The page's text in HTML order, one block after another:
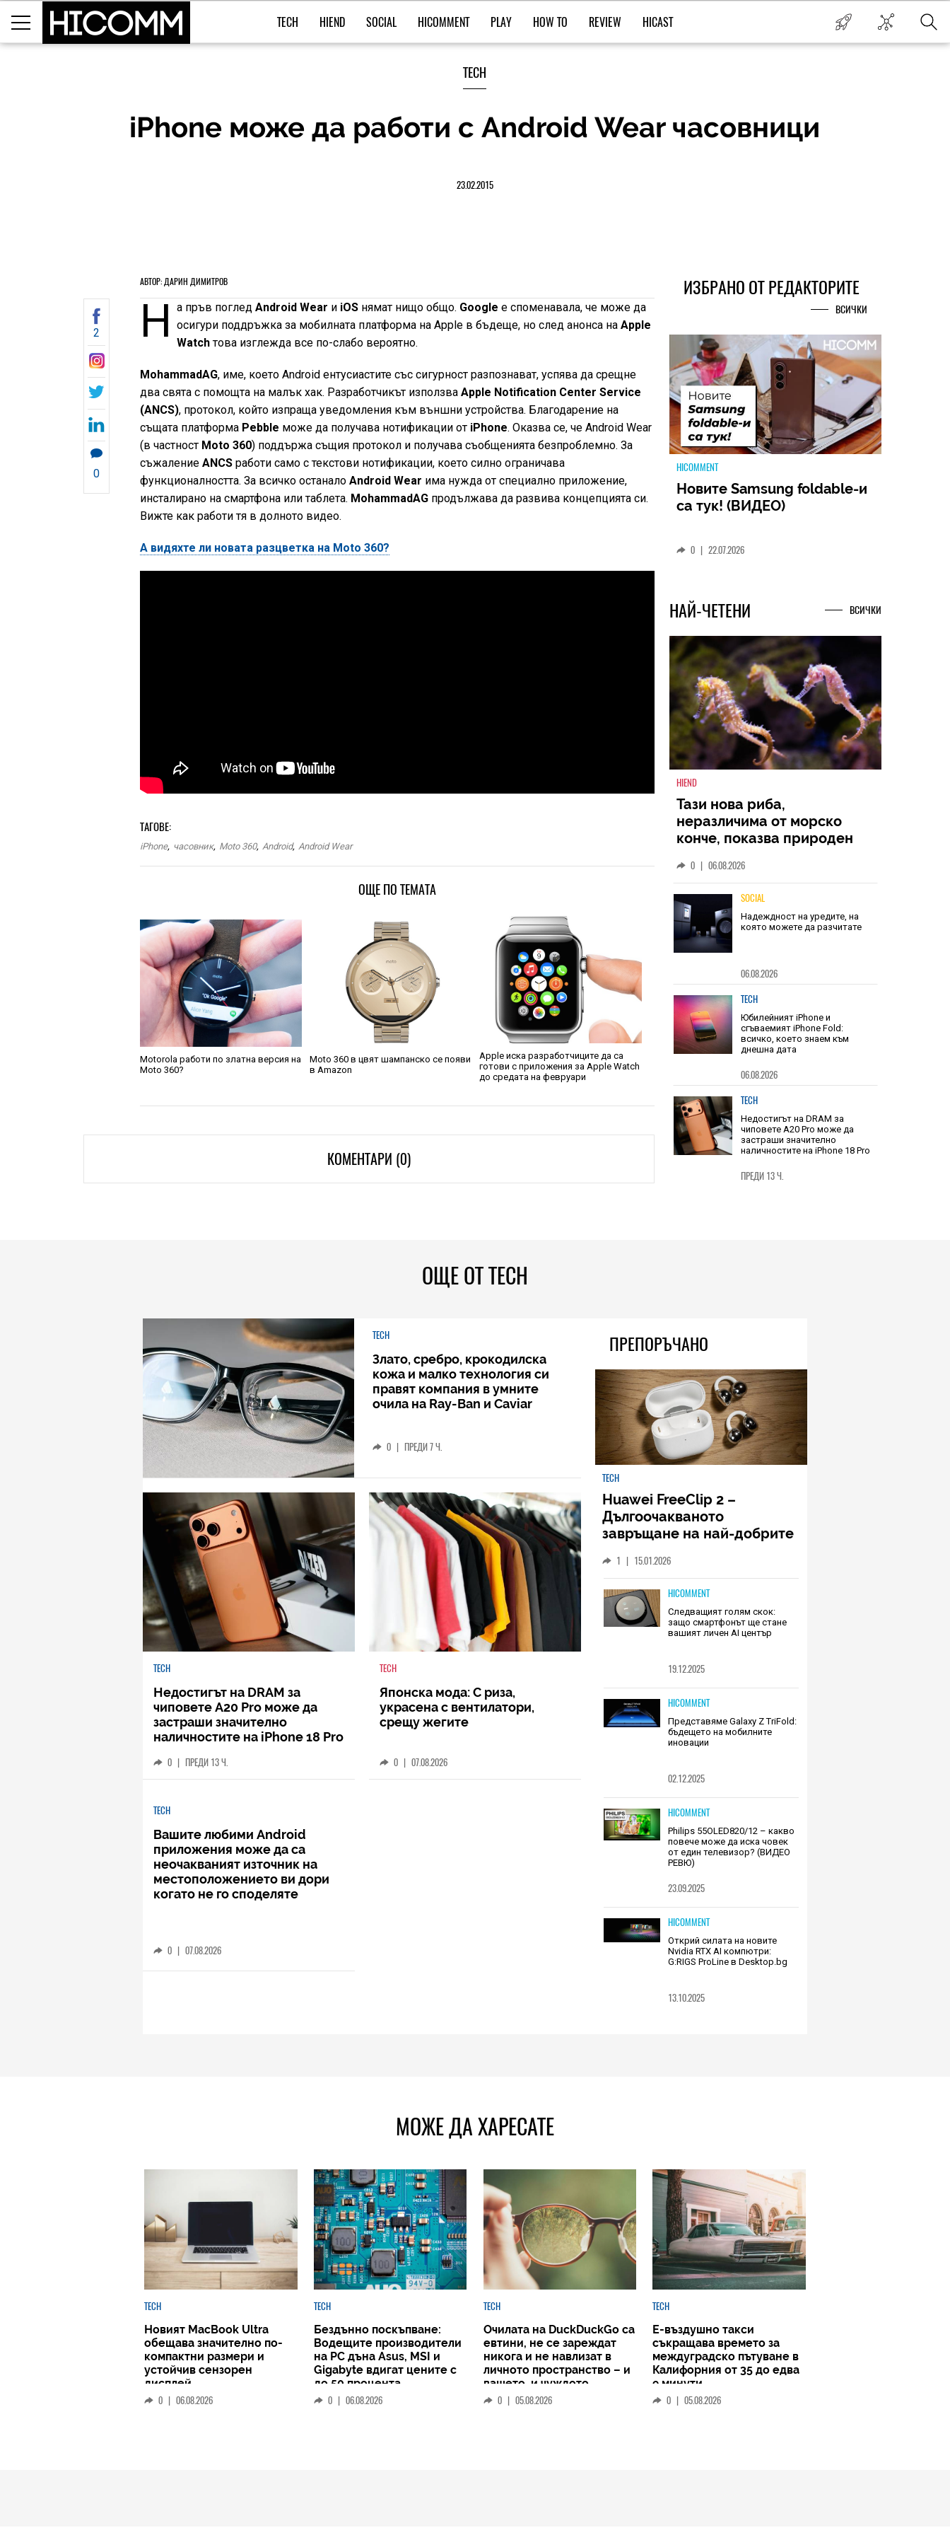
TECH HIEND SOCIAL HICOMMENT PLAY HOW TO REVIEW HICAST
TECH
iPhone може да работи с Android Wear часовници
23.02.2015
АВТОР: ДАРИН ДИМИТРОВ
2
0
Н а пръв поглед Android Wear и iOSнямат нищо общо. Google е споменавала, че може да
осигури поддръжка за мобилната платформа на Apple в бъдеще, но след анонса на Apple
Watchтова изглежда все по-слабо вероятно.
MohammadAG, име, което Android ентусиастите със сигурност разпознават, успява да срещне
два свята с помощта на малък хак. Разработчикът използваApple Notification Center Service
(ANCS), протокол, който изпраща уведомления към външни устройства. Благодарение на
същата платформа Pebble може да получава нотификации от iPhone. Оказва се, че Android Wear
(в частност Moto 360) поддържа същия протокол и получава съобщенията безпроблемно. За
съжалениеANCS работи само с текстови нотификации, което силно ограничава
функционалността. За всичко останалоAndroid Wear има нужда от специално приложение,
инсталирано на смартфона или таблета. MohammadAG продължава да развива концепцията си.
Вижте как работи тя в долното видео.
А видяхте ли новата разцветка на Moto 360?
ТАГОВЕ:
iPhone, часовник, Moto 360, Android, Android Wear
ОЩЕ ПО ТЕМАТА
Motorola работи по златна версия на
Moto 360?
Moto 360 в цвят шампанско се появи
в Amazon
Apple иска разработчиците да са
готови с приложения за Apple Watch
до средата на февруари
КОМЕНТАРИ (0)
ИЗБРАНО ОТ РЕДАКТОРИТЕ
ВСИЧКИ
HICOMMENT
MSI Cyborg 15 MAX: Когато
производителността
срещне футуристичния
дизайн (РЕВЮ)
HIEND
Тази нова риба,
неразличима от морско
конче, показва природен
дизайн, основан на
уникалност и заемки
0 | 06.08.2026
Надеждност на уредите, на
която можете да разчитате
TECH
Юбилейният iPhone и
сгъваемият iPhone Fold:
всичко, което знаем към
днешна дата
06.08.2026
TECH
Недостигът на DRAM за
чиповете A20 Pro може да
застраши значително
наличностите на iPhone 18 Pro
ПРЕДИ 13 Ч.
ОЩЕ ОТ TECH
TECH
Злато, сребро, крокодилска
кожа и малко технология си
правят компания в умните
очила на Ray-Ban и Caviar
0 | ПРЕДИ 7 Ч.
TECH
Недостигът на DRAM за
чиповете A20 Pro може да
застраши значително
наличностите на iPhone 18 Pro
0 | ПРЕДИ 13 Ч.
TECH
Японска мода: С риза,
украсена с вентилатори,
срещу жегите
0 | 07.08.2026
TECH
Вашите любими Android
приложения може да са
неочакваният източник на
местоположението ви дори
когато не го споделяте
0 | 07.08.2026
ПРЕПОРЪЧАНО
TECH
Huawei FreeClip 2 –
Дългоочакваното
завръщане на най-добрите
1 | 15.01.2026
HICOMMENT
Следващият голям скок:
защо смартфонът ще стане
вашият личен AI център
19.12.2025
HICOMMENT
Представяме Galaxy Z TriFold:
бъдещето на мобилните
иновации
02.12.2025
HICOMMENT
Philips 55OLED820/12 – какво
повече може да иска човек
от един телевизор? (ВИДЕО
РЕВЮ)
23.09.2025
HICOMMENT
Открий силата на новите
Nvidia RTX AI компютри:
G:RIGS ProLine в Desktop.bg
13.10.2025
МОЖЕ ДА ХАРЕСАТЕ
TECH
Новият MacBook Ultra
обещава значително по-
компактни размери и
устойчив сензорен
дисплей
0 | 06.08.2026
TECH
Бездънно поскъпване:
Водещите производители
на РС дъна Asus, MSI и
Gigabyte вдигат цените с
до 50 процента
0 | 06.08.2026
TECH
Очилата на DuckDuckGo са
евтини, не се зареждат
никога и не навлизат в
личното пространство – и
вашето, и чуждото
0 | 05.08.2026
TECH
Е-въздушно такси
съкращава времето за
междуградско пътуване в
Калифорния от 35 до едва
9 минути
0 | 05.08.2026